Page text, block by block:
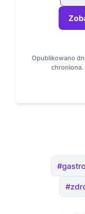
Opublikowano
chroniona.